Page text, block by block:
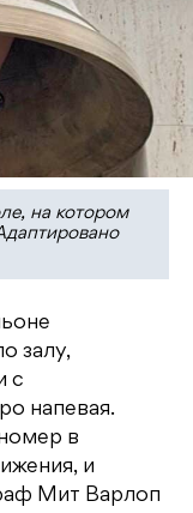
на котором
залу,
с
напевая.
в
и
Мит Варлоп